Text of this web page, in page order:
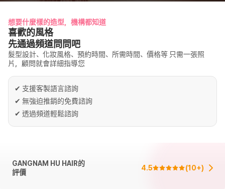
想要什麼樣的造型，機構都知道
喜歡的風格
先通過頻道問問吧
髮型設計、化妝風格、預約時間、所需時間、價格等 只需一張照
片，顧問就會詳細指導您
✔ 支援客製語言諮詢
✔ 無強迫推銷的免費諮詢
✔ 透過頻道輕鬆諮詢
GANGNAM HU HAIR的
評價
4.5 (10+)